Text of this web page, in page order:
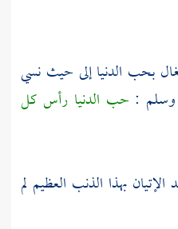
بحب الدنيا إلى حيث نسي
وسلم : حب الدنيا رأس كل
الإتيان بهذا الذنب العظيم لم